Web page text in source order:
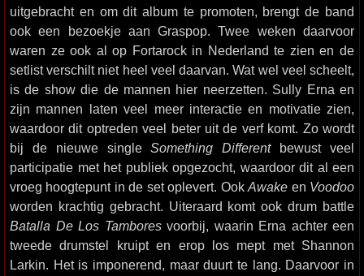
uitgebracht en om dit album te promoten, brengt de band
ook een bezoekje aan Graspop. Twee weken daarvoor
waren ze ook al op Fortarock in Nederland te zien en de
setlist verschilt niet heel veel daarvan. Wat wel veel scheelt,
is de show die de mannen hier neerzetten. Sully Erna en
zijn mannen laten veel meer interactie en motivatie zien,
waardoor dit optreden veel beter uit de verf komt. Zo wordt
bij de nieuwe singleSomething Differentbewust veel
participatie met het publiek opgezocht, waardoor dit al een
vroeg hoogtepunt in de set oplevert. OokAwake en Voodoo
worden krachtig gebracht. Uiteraard komt ook drum battle
Batalla De Los Tamboresvoorbij, waarin Erna achter een
tweede drumstel kruipt en erop los mept met Shannon
Larkin. Het is imponerend, maar duurt te lang. Daarvoor in